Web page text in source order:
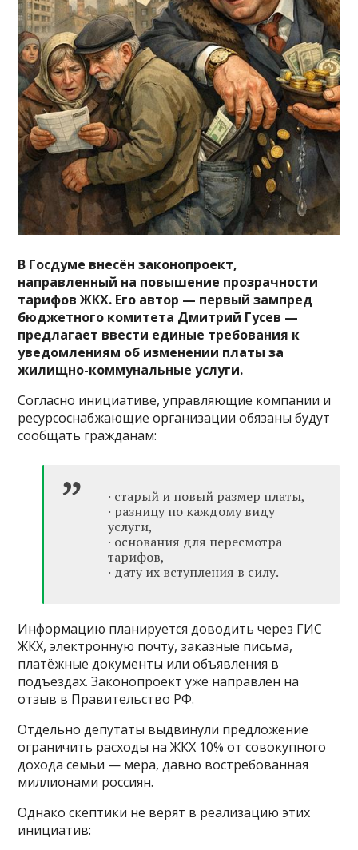
В Госдуме внесён законопроект,
направленный на повышение прозрачности
тарифов ЖКХ. Его автор — первый зампред
бюджетного комитета Дмитрий Гусев —
предлагает ввести единые требования к
уведомлениям об изменении платы за
жилищно-коммунальные услуги.
Согласно инициативе, управляющие компании и
ресурсоснабжающие организации обязаны будут
сообщать гражданам:
· старый и новый размер платы,
· разницу по каждому виду
услуги,
· основания для пересмотра
тарифов,
· дату их вступления в силу.
Информацию планируется доводить через ГИС
ЖКХ, электронную почту, заказные письма,
платёжные документы или объявления в
подъездах. Законопроект уже направлен на
отзыв в Правительство РФ.
Отдельно депутаты выдвинули предложение
ограничить расходы на ЖКХ 10% от совокупного
дохода семьи — мера, давно востребованная
миллионами россиян.
Однако скептики не верят в реализацию этих
инициатив: